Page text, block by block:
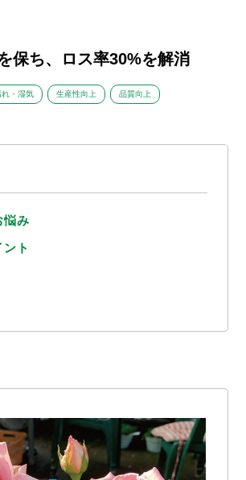
保ち、ロス率30%を解消
れ・湿気 生産性向上 品質向上
悩み
ト